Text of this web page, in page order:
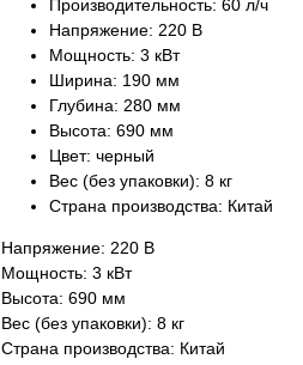
Производительность: 60 л/ч
Напряжение: 220 В
Мощность: 3 кВт
Ширина: 190 мм
Глубина: 280 мм
Высота: 690 мм
Цвет: черный
Вес (без упаковки): 8 кг
Страна производства: Китай
Напряжение: 220 В
Мощность: 3 кВт
Высота: 690 мм
Вес (без упаковки): 8 кг
Страна производства: Китай